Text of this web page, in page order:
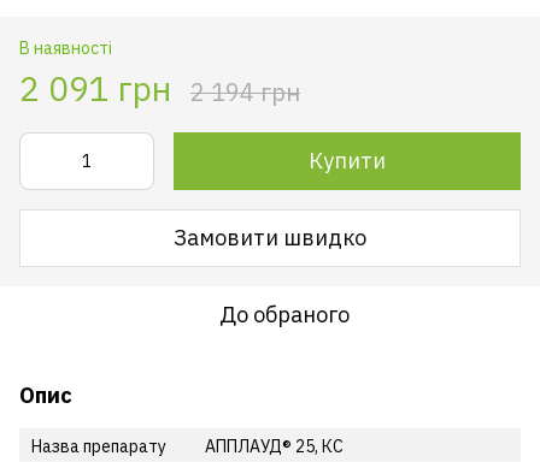
В наявності
2 091 грн 2 194 грн
Купити
Замовити швидко
До обраного
Опис
Назва препарату
АППЛАУД® 25, КС